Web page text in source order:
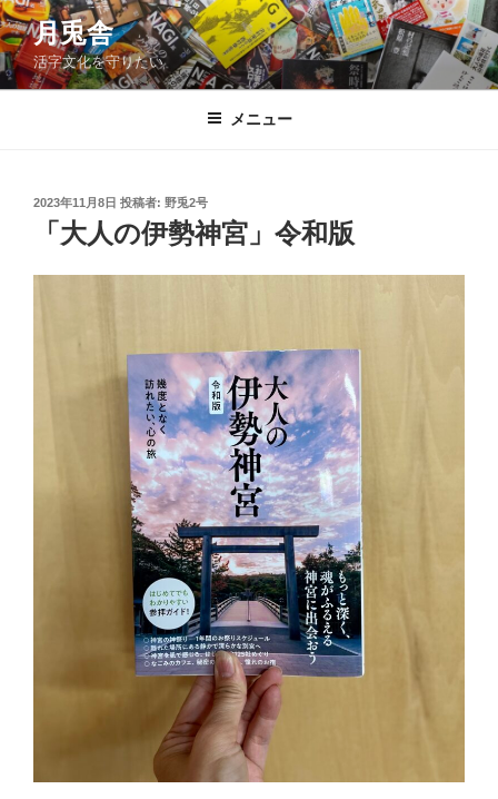
コ
ン
テ
ン
月兎舎
活字文化を守りたい
メニュー
投
2023年11月8日 投稿者: 野兎2号
「大人の伊勢神宮」令和版